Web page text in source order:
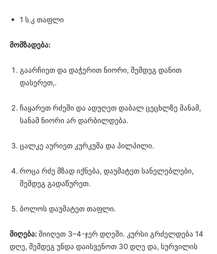
1 ს.კ თაფლი
მომზადება:
გაარჩიეთ და დაჭერით ნიორი, შემდეგ დანით
დასერეთ,.
ჩაყარეთ რძეში და ადუღეთ დაბალ ცეცხლზე მანამ,
სანამ ნიორი არ დარბილდება.
ცალკე აურიეთ კურკუმა და პილპილი.
როცა რძე მზად იქნება, დაუმატეთ სანელებლები,
შემდეგ გადაწურეთ.
ბოლოს დაუმატეთ თაფლი.
მიღება: მიიღეთ 3–4-ჯერ დღეში. კურსი გრძელდება 14
დღე, შემდეგ უნდა დაისვენოთ 30 დღე და, სურვილის